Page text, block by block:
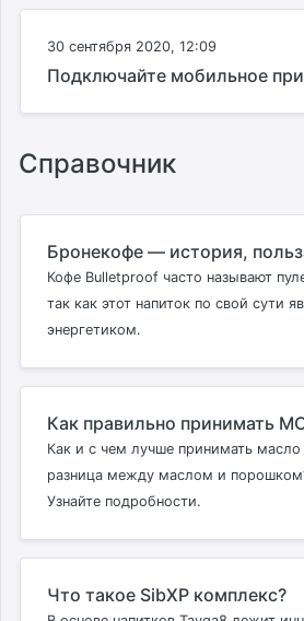
30 сентября 2020, 12:09
Подключайте мобильное
Справочник
Бронекофе — история,
Кофе Bulletproof часто называют
так как этот напиток по свой сути
энергетиком.
Как правильно принимать
Как и с чем лучше принимать
разница между маслом и
Узнайте подробности.
Что такое SibXP комплекс?